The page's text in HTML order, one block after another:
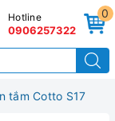
0
Hotline
0906257322
tắm Cotto S17